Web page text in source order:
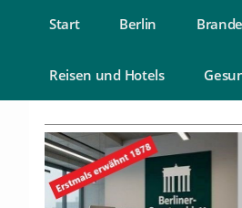
Start Berlin
Reisen und Hotels